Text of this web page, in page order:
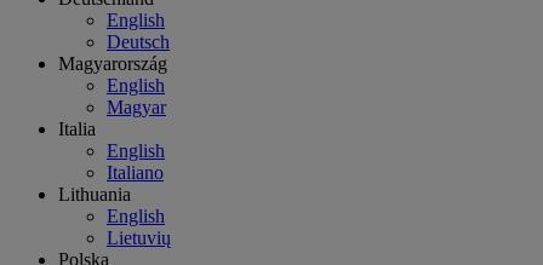
English
Deutsch
Magyarország
English
Magyar
Italia
English
Italiano
Lithuania
English
Lietuvių
Polska